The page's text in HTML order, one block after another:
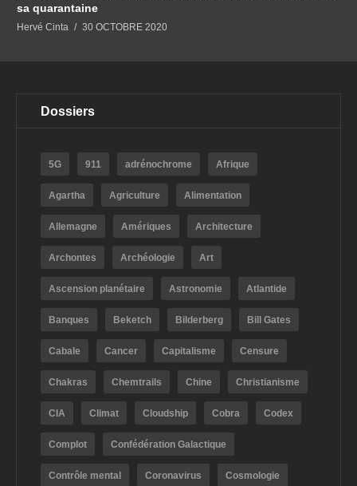
sa quarantaine
Hervé Cinta 30 OCTOBRE 2020
Dossiers
5G 911 adrénochrome Afrique
Agartha Agriculture Alimentation
Allemagne Amériques Architecture
Archontes Archéologie Art
Ascension planétaire Astronomie Atlantide
Banques Beketch Bilderberg Bill Gates
Cabale Cancer Capitalisme Censure
Chakras Chemtrails Chine Christianisme
CIA Climat Cloudship Cobra Codex
Complot Confédération Galactique
Contrôle mental Coronavirus Cosmologie